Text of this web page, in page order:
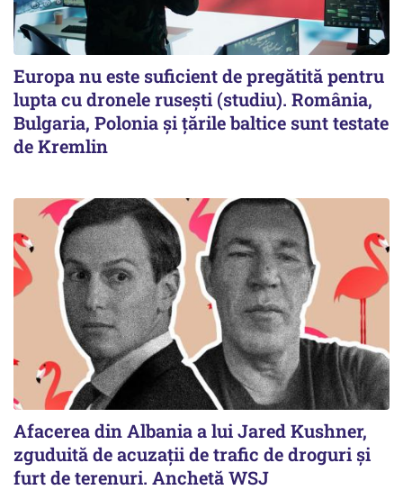
Europa nu este suficient de pregătită pentru
lupta cu dronele rusești (studiu). România,
Bulgaria, Polonia și țările baltice sunt testate
de Kremlin
Afacerea din Albania a lui Jared Kushner,
zguduită de acuzații de trafic de droguri și
furt de terenuri. Anchetă WSJ